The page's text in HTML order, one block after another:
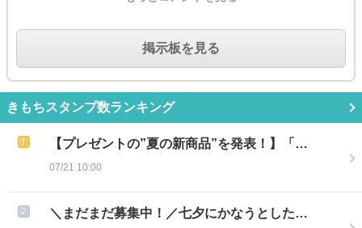
掲示板を見る
きもちスタンプ数ランキング
【プレゼントの”夏の新商品”を発表！】「…
07/21 10:00
＼まだまだ募集中！／七夕にかなうとした…